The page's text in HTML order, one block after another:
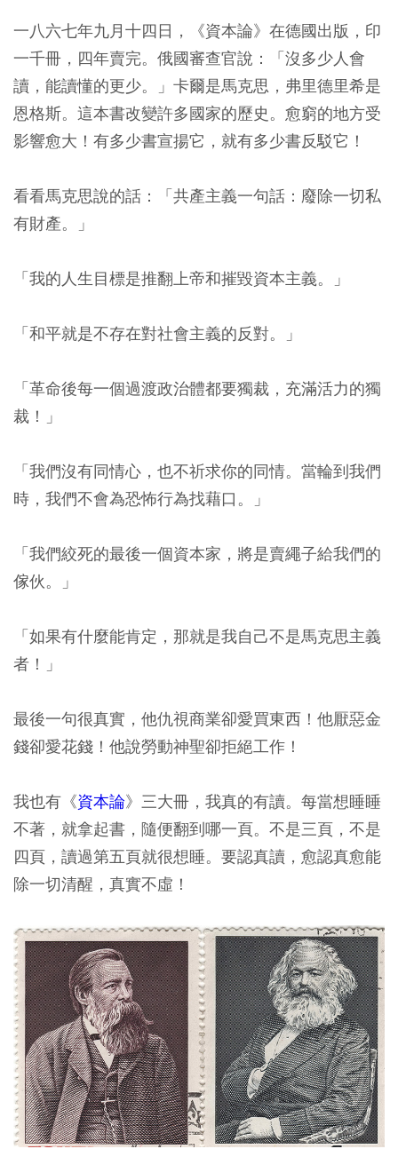
一八六七年九月十四日，《資本論》在德國出版，印
一千冊，四年賣完。俄國審查官說：「沒多少人會
讀，能讀懂的更少。」卡爾是馬克思，弗里德里希是
恩格斯。這本書改變許多國家的歷史。愈窮的地方受
影響愈大！有多少書宣揚它，就有多少書反駁它！
看看馬克思說的話：「共產主義一句話：廢除一切私
有財產。」
「我的人生目標是推翻上帝和摧毀資本主義。」
「和平就是不存在對社會主義的反對。」
「革命後每一個過渡政治體都要獨裁，充滿活力的獨
裁！」
「我們沒有同情心，也不祈求你的同情。當輪到我們
時，我們不會為恐怖行為找藉口。」
「我們絞死的最後一個資本家，將是賣繩子給我們的
傢伙。」
「如果有什麼能肯定，那就是我自己不是馬克思主義
者！」
最後一句很真實，他仇視商業卻愛買東西！他厭惡金
錢卻愛花錢！他說勞動神聖卻拒絕工作！
我也有《資本論》三大冊，我真的有讀。每當想睡睡
不著，就拿起書，隨便翻到哪一頁。不是三頁，不是
四頁，讀過第五頁就很想睡。要認真讀，愈認真愈能
除一切清醒，真實不虛！